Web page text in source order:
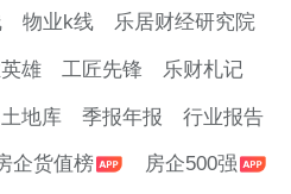
物业k线 乐居财经研究院
雄 工匠先锋 乐财札记
土地库 季报年报 行业报告
企货值榜 房企500强